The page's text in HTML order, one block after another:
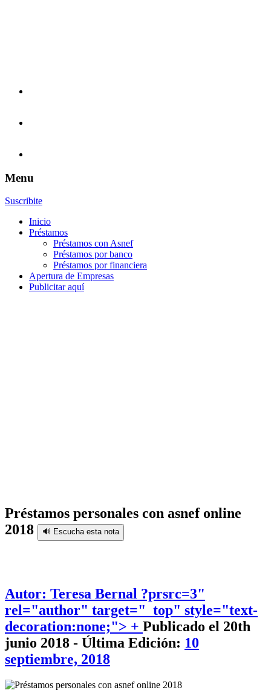
Menu
Suscribite
Inicio
Préstamos
Préstamos con Asnef
Préstamos por banco
Préstamos por financiera
Apertura de Empresas
Publicitar aquí
Préstamos personales con asnef online
2018
🔊 Escucha esta nota
Autor: Teresa Bernal ?prsrc=3"
rel="author" target="_top" style="text-
decoration:none;"> + Publicado el 20th
junio 2018 - Última Edición: 10
septiembre, 2018